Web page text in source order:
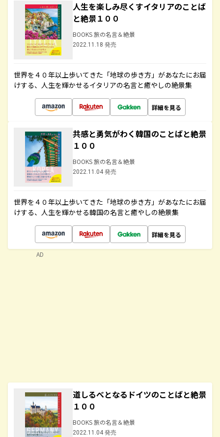
人生を楽しみ尽くすイタリアのことば
と絶景１００
BOOKS 旅の名言＆絶景
2022.11.18 発売
世界を４０年以上歩いてきた「地球の歩き方」があなたにお届
けする、人生を輝かせるイタリアの名言と癒やしの絶景集
詳細を見る
共感と勇気がわく韓国のことばと絶景
１００
BOOKS 旅の名言＆絶景
2022.11.04 発売
世界を４０年以上歩いてきた「地球の歩き方」があなたにお届
けする、人生を輝かせる韓国の名言と癒やしの絶景集
詳細を見る
道しるべとなるドイツのことばと絶景
１００
BOOKS 旅の名言＆絶景
2022.11.04 発売
AD